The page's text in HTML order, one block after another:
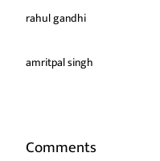
rahul gandhi
amritpal singh
Comments